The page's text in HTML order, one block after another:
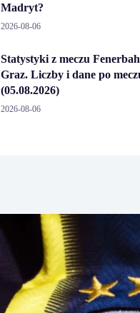
Madryt?
2026-08-06
Statystyki z meczu
Graz. Liczby i dane po
(05.08.2026)
2026-08-06